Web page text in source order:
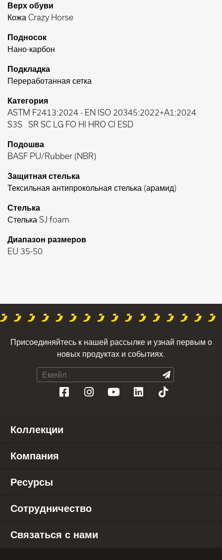
Верх обуви
Кожа Crazy Horse
Подносок
Нано-карбон
Подкладка
Переработанная сетка
Категория
ASTM F2413:2024 - EN ISO 20345:2022+A1:2024
S3S
SR SC LG FO HI HRO CI ESD
Подошва
BASF PU/Rubber (NBR)
Защитная стелька
Тексильная антипрокольная стелька (арамид)
Стелька
Стелька SJ foam
Диапазон размеров
EU 35-50
Присоединяйтесь к нашей рассылке и узнай первым о
новых продуктах и событиях.
Коллекции
Компания
Ресурсы
Сотрудничество
Связаться с нами